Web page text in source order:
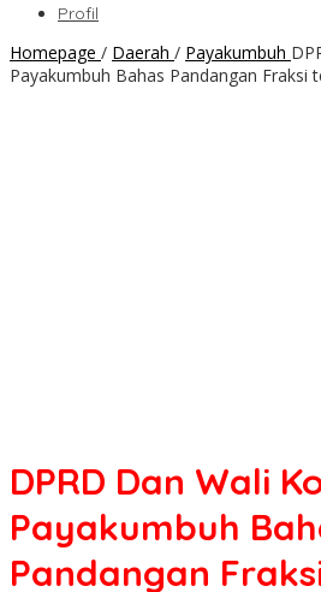
Profil
Homepage / Daerah / Payakumbuh
Payakumbuh Bahas Pandangan Fraksi
DPRD Dan Wali
Payakumbuh
Pandangan